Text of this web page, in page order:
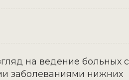
на ведение больных с
заболеваниями нижних